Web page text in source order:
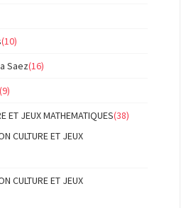
(10)
Saez(16)
(9)
ET JEUX MATHEMATIQUES(38)
CULTURE ET JEUX
CULTURE ET JEUX